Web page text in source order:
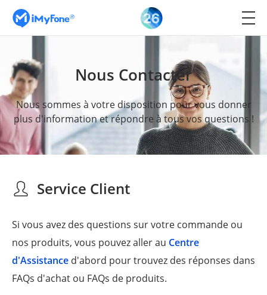
Nous Contacter
Nous sommes à votre disposition pour vous donner
plus d'information et répondre à tous vos questions !
Service Client
Si vous avez des questions sur votre commande ou
nos produits, vous pouvez aller au Centre
d'Assistance d'abord pour trouvez des réponses dans
FAQs d'achat ou FAQs de produits.